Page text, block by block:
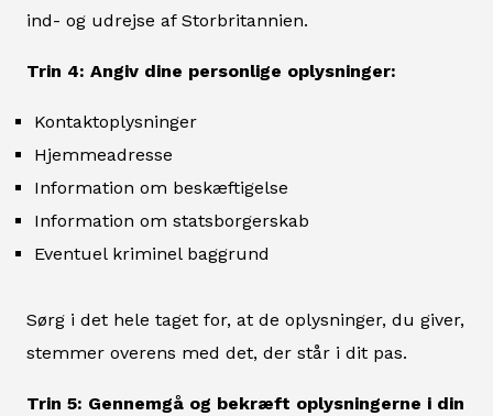
ind- og udrejse af Storbritannien.
Trin 4: Angiv dine personlige oplysninger:
Kontaktoplysninger
Hjemmeadresse
Information om beskæftigelse
Information om statsborgerskab
Eventuel kriminel baggrund
Sørg i det hele taget for, at de oplysninger, du giver,
stemmer overens med det, der står i dit pas.
Trin 5: Gennemgå og bekræft oplysningerne i din